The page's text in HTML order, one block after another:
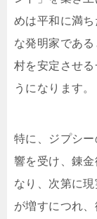
めは平和に満
な発明家であ
村を安定させ
うになります。
特に、ジプシ
響を受け、錬
なり、次第に
が増すにつれ